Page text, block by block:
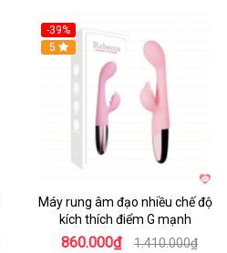
-39%
Hot
5
Máy rung âm đạo nhiều chế độ
kích thích điểm G mạnh
860.000₫ 1.410.000₫